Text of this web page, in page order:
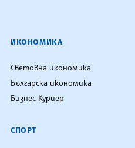
ИКОНОМИКА
Световна икономика
Българска икономика
Бизнес Куриер
СПОРТ